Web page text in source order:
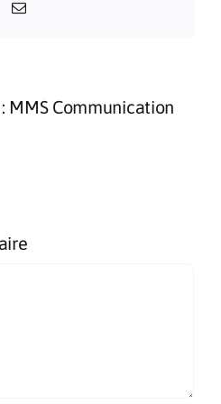
Email
MMS Communication